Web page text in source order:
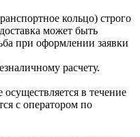
кольцо) строго
может быть
при оформлении заявки
расчету.
в течение
с оператором по